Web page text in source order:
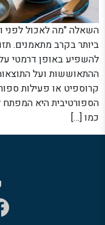
השאלה "מה לאכול לפני
ביותר בקרב מתאמנים.
להשפיע באופן דרמטי על
ההתאוששות ועל
קרוספיט או פעילות
הספורטיבית היא
כמו […]